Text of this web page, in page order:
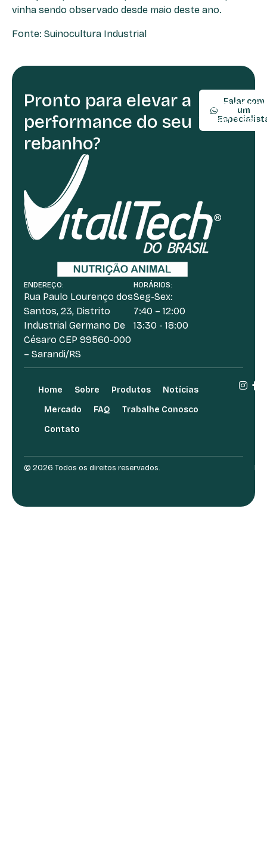
vinha sendo observado desde maio deste ano.
Fonte: Suinocultura Industrial
Pronto para elevar a
performance do seu
rebanho?
Falar com
um
TELEFONE:
(54)
(54) 3361-
ENDEREÇO:
Rua Paulo Lourenço dos
Santos, 23, Distrito
Industrial Germano De
Césaro CEP 99560-000
– Sarandi/RS
HORÁRIOS:
Seg-Sex:
7:40 – 12:00
13:30 - 18:00
Home Sobre Produtos
Notícias
Mercado
FAQ
Trabalhe Conosco
Contato
© 2026 Todos os direitos reservados.